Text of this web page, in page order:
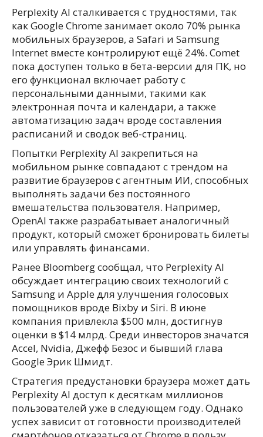
Perplexity AI сталкивается с трудностями, так
как Google Chrome занимает около 70% рынка
мобильных браузеров, а Safari и Samsung
Internet вместе контролируют ещё 24%. Comet
пока доступен только в бета-версии для ПК, но
его функционал включает работу с
персональными данными, такими как
электронная почта и календари, а также
автоматизацию задач вроде составления
расписаний и сводок веб-страниц.
Попытки Perplexity AI закрепиться на
мобильном рынке совпадают с трендом на
развитие браузеров с агентным ИИ, способных
выполнять задачи без постоянного
вмешательства пользователя. Например,
OpenAI также разрабатывает аналогичный
продукт, который сможет бронировать билеты
или управлять финансами.
Ранее Bloomberg сообщал, что Perplexity AI
обсуждает интеграцию своих технологий с
Samsung и Apple для улучшения голосовых
помощников вроде Bixby и Siri. В июне
компания привлекла $500 млн, достигнув
оценки в $14 млрд. Среди инвесторов значатся
Accel, Nvidia, Джефф Безос и бывший глава
Google Эрик Шмидт.
Стратегия предустановки браузера может дать
Perplexity AI доступ к десяткам миллионов
пользователей уже в следующем году. Однако
успех зависит от готовности производителей